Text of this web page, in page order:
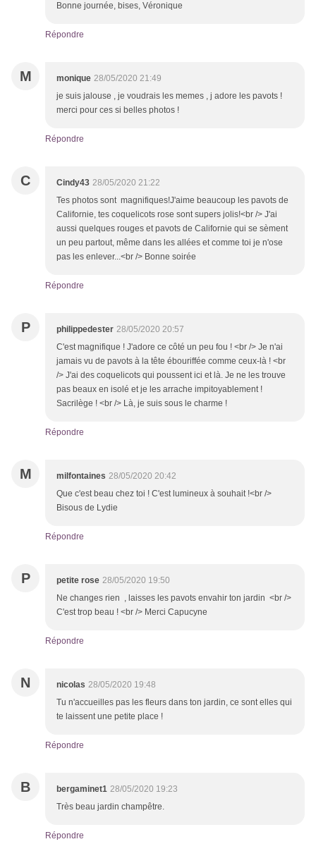
Bonne journée, bises, Véronique
Répondre
M monique 28/05/2020 21:49
je suis jalouse , je voudrais les memes , j adore les pavots !
merci pour ces si belles photos !
Répondre
C Cindy43 28/05/2020 21:22
Tes photos sont magnifiques!J'aime beaucoup les pavots de
Californie, tes coquelicots rose sont supers jolis!<br /> J'ai
aussi quelques rouges et pavots de Californie qui se sèment
un peu partout, même dans les allées et comme toi je n'ose
pas les enlever...<br /> Bonne soirée
Répondre
P philippedester 28/05/2020 20:57
C'est magnifique ! J'adore ce côté un peu fou ! <br /> Je n'ai
jamais vu de pavots à la tête ébouriffée comme ceux-là ! <br
/> J'ai des coquelicots qui poussent ici et là. Je ne les trouve
pas beaux en isolé et je les arrache impitoyablement !
Sacrilège ! <br /> Là, je suis sous le charme !
Répondre
M milfontaines 28/05/2020 20:42
Que c'est beau chez toi ! C'est lumineux à souhait !<br />
Bisous de Lydie
Répondre
P petite rose 28/05/2020 19:50
Ne changes rien , laisses les pavots envahir ton jardin <br />
C'est trop beau ! <br /> Merci Capucyne
Répondre
N nicolas 28/05/2020 19:48
Tu n'accueilles pas les fleurs dans ton jardin, ce sont elles qui
te laissent une petite place !
Répondre
B bergaminet1 28/05/2020 19:23
Très beau jardin champêtre.
Répondre